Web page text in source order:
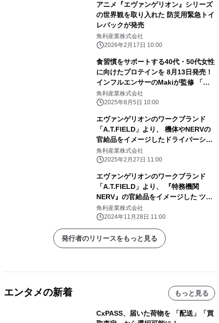
アニメ『エヴァンゲリオン』シリーズ
の世界観を取り入れた 防災用緊急トイ
レパックが発売
角利産業株式会社
2026年2月17日 10:00
食習慣をサポートする40代・50代女性
に向けたプロテインを 8月13日発売！
インフルエンサーのMakiが監修 「ソ
イ ビューティープラス プロテイン(黒
糖きなこ味)」
角利産業株式会社
2025年8月5日 10:00
エヴァンゲリオンのワークブランド
「A.T.FIELD」より、 機体やNERVの
官給品をイメージしたドライバーシリ
ーズが 3月17日から販売開始！
角利産業株式会社
2025年2月27日 11:00
エヴァンゲリオンのワークブランド
「A.T.FIELD」より、 『特務機関
NERV』の官給品をイメージした ツー
ルボックスが12月16日に発売
角利産業株式会社
2024年11月28日 11:00
発行者のリリースをもっと見る
エンタメの新着 もっと見る
CxPASS、届いた荷物を 「配送」「買